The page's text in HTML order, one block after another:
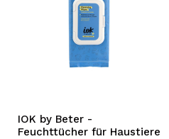
IOK by Beter -
Feuchttücher für Haustiere